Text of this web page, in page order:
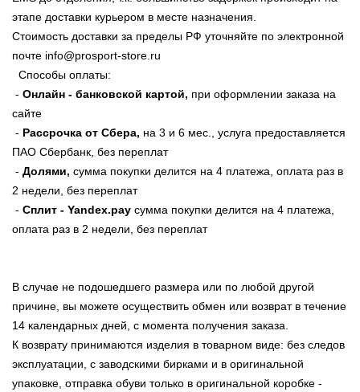
этапе доставки курьером в месте назначения.
Стоимость доставки за пределы РФ уточняйте по электронной
почте info@prosport-store.ru
Способы оплаты:
- Онлайн - банковской картой, при оформлении заказа на
сайте
- Рассрочка от Сбера, на 3 и 6 мес., услуга предоставляется
ПАО Сбербанк, без переплат
- Долями, сумма покупки делится на 4 платежа, оплата раз в
2 недели, без переплат
- Сплит - Yandex.pay сумма покупки делится на 4 платежа,
оплата раз в 2 недели, без переплат
В случае не подошедшего размера или по любой другой
причине, вы можете осуществить обмен или возврат в течение
14 календарных дней, с момента получения заказа.
К возврату принимаются изделия в товарном виде: без следов
эксплуатации, с заводскими бирками и в оригинальной
упаковке, отправка обуви только в оригинальной коробке -